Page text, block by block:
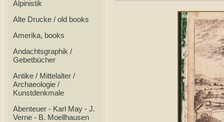
Alpinistik
Alte Drucke / old books
Amerika, books
Andachtsgraphik /
Gebetbücher
Antike / Mittelalter /
Archaeologie /
Kunstdenkmale
Abenteuer - Karl May - J.
Verne - B. Moellhausen